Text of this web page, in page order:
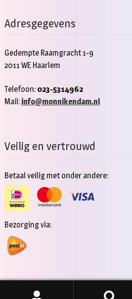
Adresgegevens
Gedempte Raamgracht 1-9
2011 WE Haarlem
Telefoon: 023-5314962
Mail: info@monnikendam.nl
Veilig en vertrouwd
Betaal veilig met onder andere:
Bezorging via: